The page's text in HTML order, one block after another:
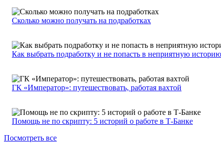
Сколько можно получать на подработках
Как выбрать подработку и не попасть в неприятную историю
ГК «Император»: путешествовать, работая вахтой
Помощь не по скрипту: 5 историй о работе в Т-Банке
Посмотреть все